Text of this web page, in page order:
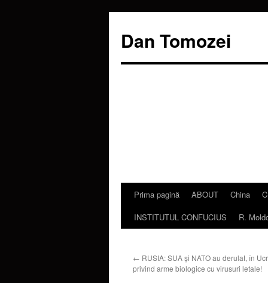
Dan Tomozei
SariPrima pagină ABOUT China
INSTITUTUL CONFUCIUS
R.
← RUSIA: SUA și NATO au derulat, în
privind arme biologice cu virusuri letale!